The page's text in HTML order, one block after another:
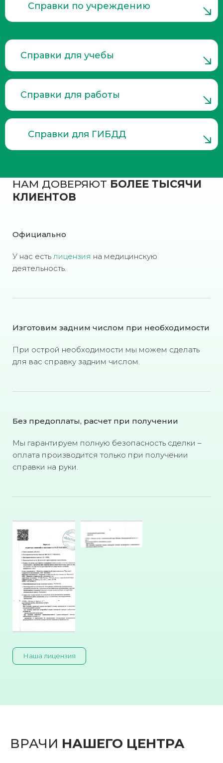
Справки по учреждению
Справки для учебы
Справки для работы
Справки для ГИБДД
НАМ ДОВЕРЯЮТ БОЛЕЕ ТЫСЯЧИ
КЛИЕНТОВ
Официально
У нас есть лицензия на медицинскую
деятельность.
Изготовим задним числом при необходимости
При острой необходимости мы можем сделать
для вас справку задним числом.
Без предоплаты, расчет при получении
Мы гарантируем полную безопасность сделки –
оплата производится только при получении
справки на руки.
Наша лицензия
ВРАЧИ НАШЕГО ЦЕНТРА